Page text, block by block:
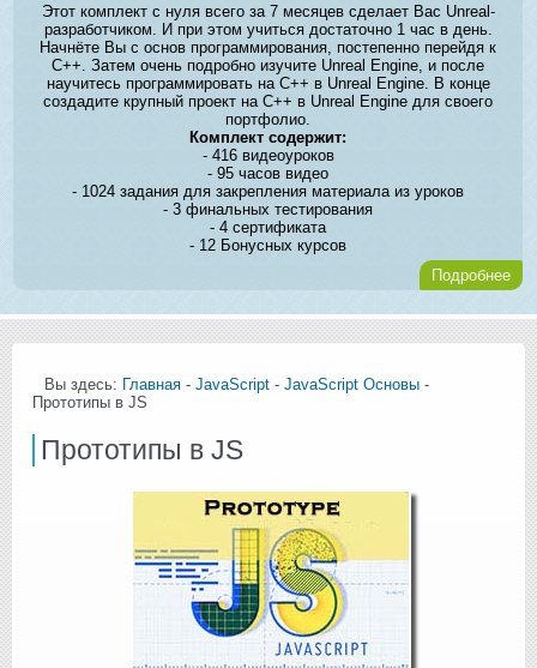
Этот комплект с нуля всего за 7 месяцев сделает Вас Unreal-
разработчиком. И при этом учиться достаточно 1 час в день.
Начнёте Вы с основ программирования, постепенно перейдя к
C++. Затем очень подробно изучите Unreal Engine, и после
научитесь программировать на C++ в Unreal Engine. В конце
создадите крупный проект на C++ в Unreal Engine для своего
портфолио.
Комплект содержит:
- 416 видеоуроков
- 95 часов видео
- 1024 задания для закрепления материала из уроков
- 3 финальных тестирования
- 4 сертификата
- 12 Бонусных курсов
Подробнее
Вы здесь: Главная - JavaScript - JavaScript Основы -
Прототипы в JS
Прототипы в JS